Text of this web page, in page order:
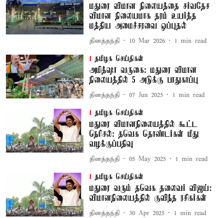
மதுரை விமான நிலையத்தை சர்வதேச
விமான நிலையமாக தரம் உயர்த்த
மத்திய அமைச்சரவை ஒப்புதல்
தினத்தந்தி 10 Mar 2026 1 min read
தமிழக செய்திகள்
அமித்ஷா வருகை: மதுரை விமான
நிலையத்தில் 5 அடுக்கு பாதுகாப்பு
தினத்தந்தி 07 Jun 2025 1 min read
தமிழக செய்திகள்
மதுரை விமானநிலையத்தில் கூட்ட
நெரிசல்: தவெக தொண்டர்கள் மீது
வழக்குப்பதிவு
தினத்தந்தி 05 May 2025 1 min read
தமிழக செய்திகள்
மதுரை வரும் தவெக தலைவர் விஜய்:
விமானநிலையத்தில் குவிந்த ரசிகர்கள்
தினத்தந்தி 30 Apr 2025 1 min read